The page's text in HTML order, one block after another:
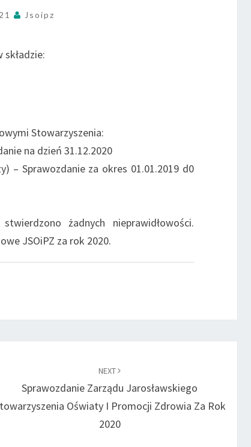
Jsoipz
składzie:
Stowarzyszenia:
na dzień 31.12.2020
– Sprawozdanie za okres 01.01.2019 d0
żadnych nieprawidłowości.
JSOiPZ za rok 2020.
NEXT
Sprawozdanie Zarządu Jarosławskiego
Oświaty I Promocji Zdrowia Za Rok
2020